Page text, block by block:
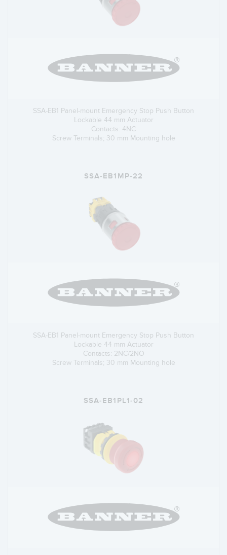
SSA-EB1 Panel-mount Emergency Stop Push Button
Lockable 44 mm Actuator
Contacts: 4NC
Screw Terminals; 30 mm Mounting hole
SSA-EB1MP-22
SSA-EB1 Panel-mount Emergency Stop Push Button
Lockable 44 mm Actuator
Contacts: 2NC/2NO
Screw Terminals; 30 mm Mounting hole
SSA-EB1PL1-02